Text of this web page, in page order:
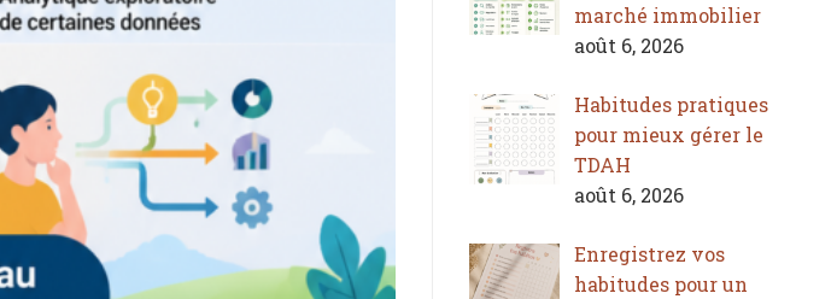
marché immobilier
août 6, 2026
Habitudes pratiques
pour mieux gérer le
TDAH
août 6, 2026
Enregistrez vos
habitudes pour un